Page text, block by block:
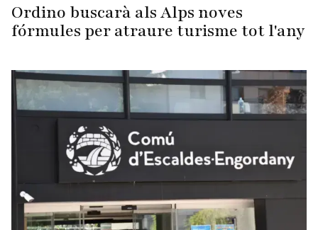
Ordino buscarà als Alps noves
fórmules per atraure turisme tot l'any